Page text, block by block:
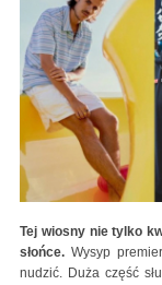
Tej wiosny nie tylko
słońce.Wysyp
nudzić. Duża część